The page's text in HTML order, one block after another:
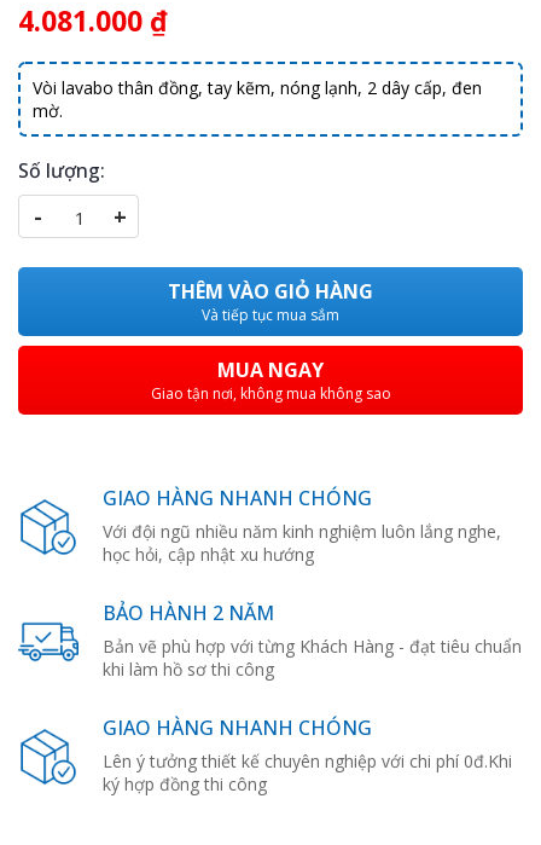
4.081.000 ₫
Vòi lavabo thân đồng, tay kẽm, nóng lạnh, 2 dây cấp, đen
mờ.
Số lượng:
- +
THÊM VÀO GIỎ HÀNG
Và tiếp tục mua sắm
MUA NGAY
Giao tận nơi, không mua không sao
GIAO HÀNG NHANH CHÓNG
Với đội ngũ nhiều năm kinh nghiệm luôn lắng nghe,
học hỏi, cập nhật xu hướng
BẢO HÀNH 2 NĂM
Bản vẽ phù hợp với từng Khách Hàng - đạt tiêu chuẩn
khi làm hồ sơ thi công
GIAO HÀNG NHANH CHÓNG
Lên ý tưởng thiết kế chuyên nghiệp với chi phí 0đ.Khi
ký hợp đồng thi công